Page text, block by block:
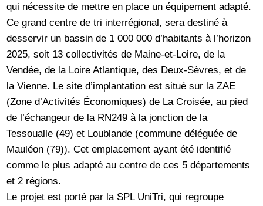
qui nécessite de mettre en place un équipement adapté.
Ce grand centre de tri interrégional, sera destiné à
desservir un bassin de 1 000 000 d’habitants à l’horizon
2025, soit 13 collectivités de Maine-et-Loire, de la
Vendée, de la Loire Atlantique, des Deux-Sèvres, et de
la Vienne. Le site d’implantation est situé sur la ZAE
(Zone d’Activités Économiques) de La Croisée, au pied
de l’échangeur de la RN249 à la jonction de la
Tessoualle (49) et Loublande (commune déléguée de
Mauléon (79)). Cet emplacement ayant été identifié
comme le plus adapté au centre de ces 5 départements
et 2 régions.
Le projet est porté par la SPL UniTri, qui regroupe